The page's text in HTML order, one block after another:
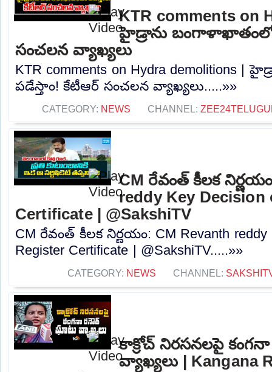
KTR comments on
హైడ్రాను బంగాళాఖాతంలో
సంచలన వ్యాఖ్యలు
KTR comments on Hydra demolitions
పడేస్తాం! కేటీఆర్ సంచలన వ్యాఖ్యలు.....»»
CATEGORY: NEWS CHANNEL:
CM రేవంత్ కీలక
reddy Key Decision
Certificate | @SakshiTV
CM రేవంత్ కీలక నిర్ణయం: CM Revanth reddy
Register Certificate | @SakshiTV.....»»
CATEGORY: NEWS CHANNEL:
కాక్రోచ్ నిరసనలపై
వ్యాఖ్యలు | Kangana